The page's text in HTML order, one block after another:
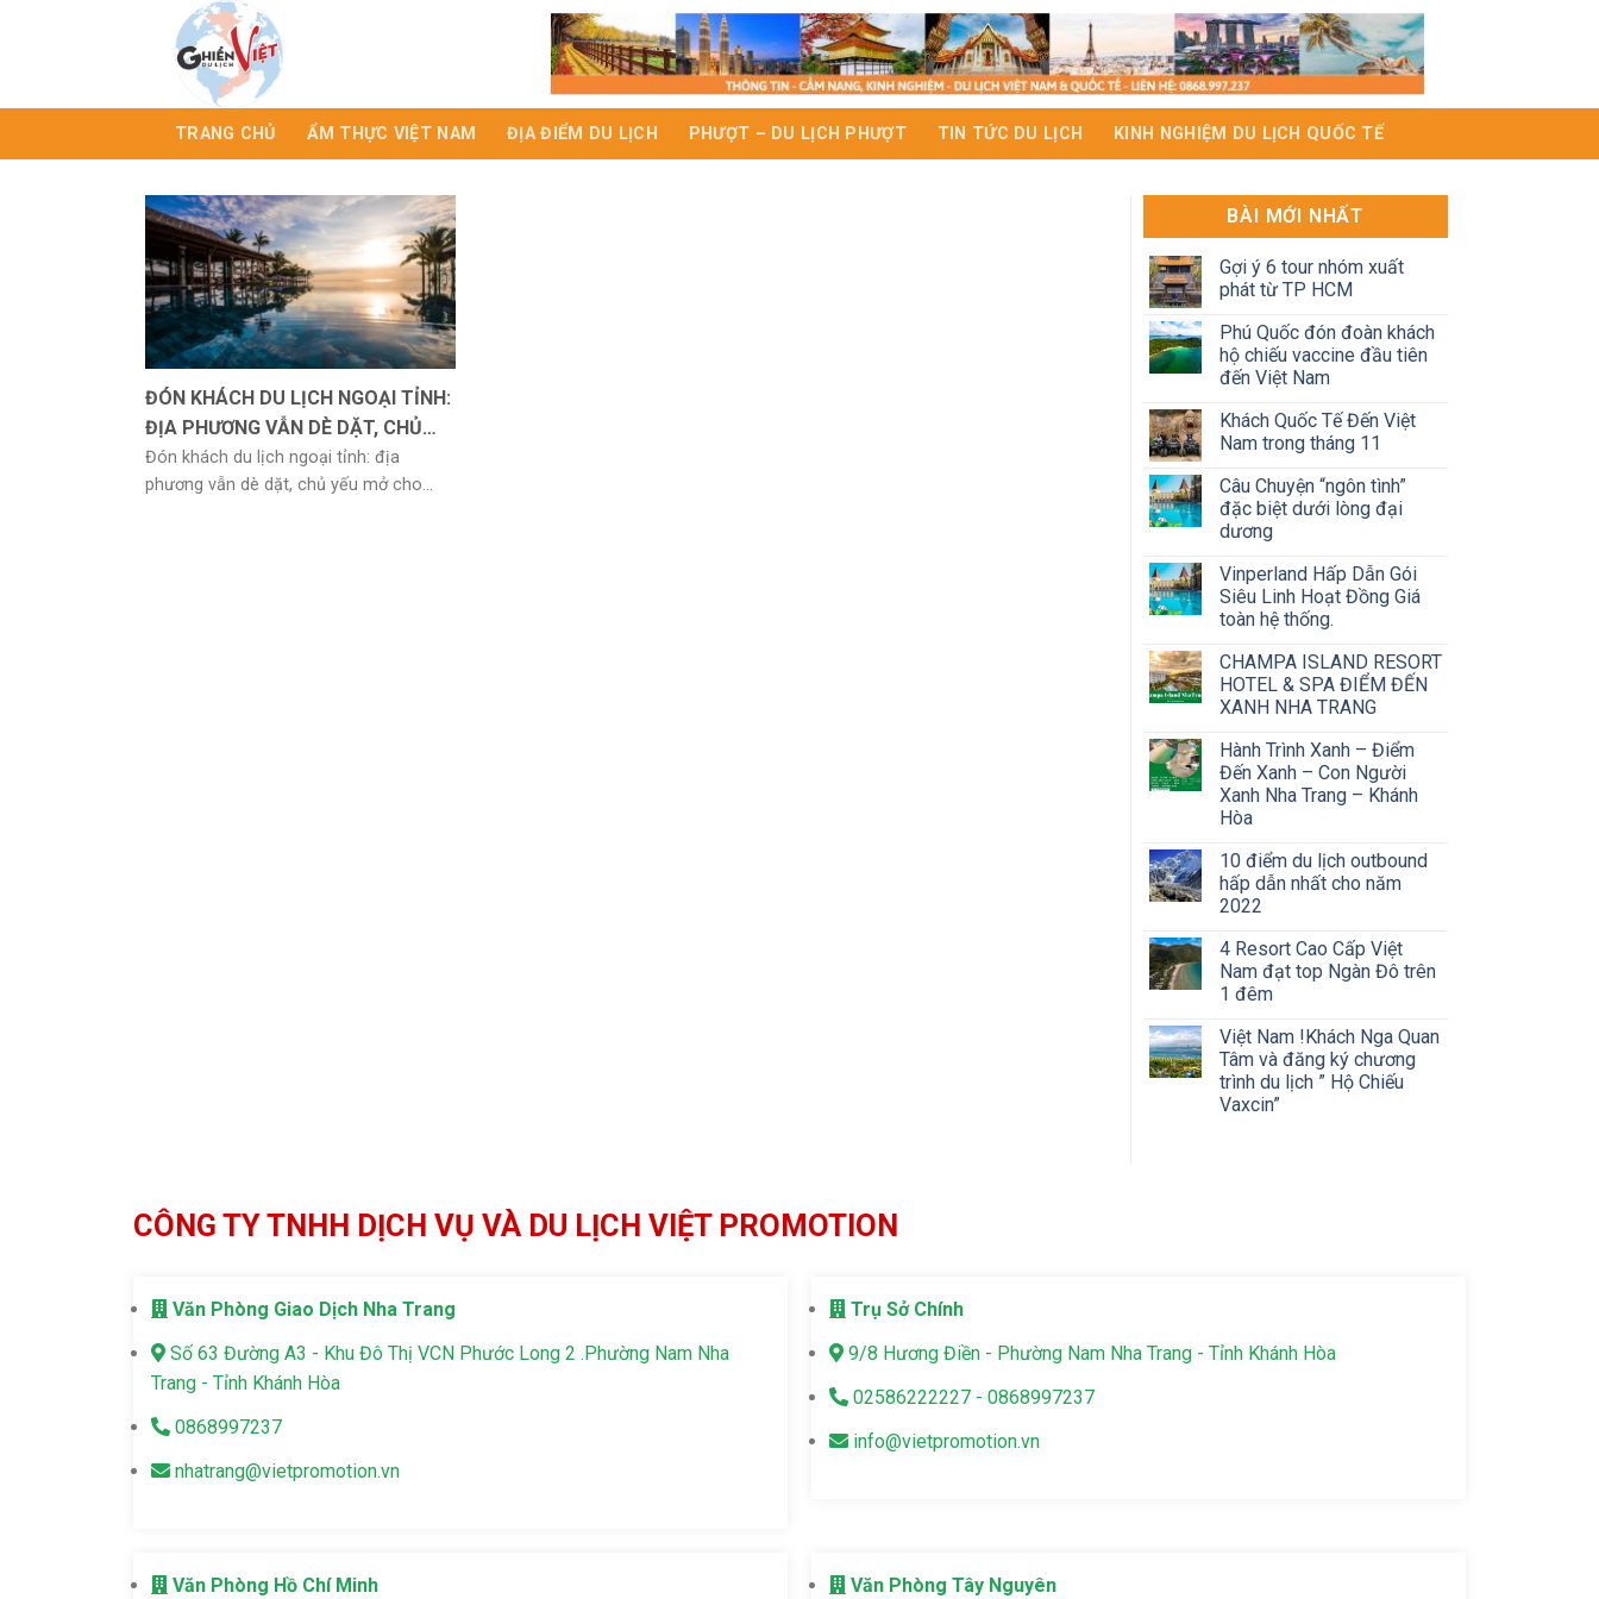
TRANG CHỦ ẨM THỰC VIỆT NAM ĐỊA ĐIỂM DU LỊCH PHƯỢT – DU LỊCH PHƯỢT TIN TỨC DU LỊCH KINH NGHIỆM DU LỊCH QUỐC TẾ
ĐÓN KHÁCH DU LỊCH NGOẠI TỈNH:
ĐỊA PHƯƠNG VẪN DÈ DẶT, CHỦ
YẾU MỞ CHO VÙNG XANH
Đón khách du lịch ngoại tỉnh: địa
phương vẫn dè dặt, chủ yếu mở cho...
BÀI MỚI NHẤT
Gợi ý 6 tour nhóm xuất
phát từ TP HCM
Phú Quốc đón đoàn khách
hộ chiếu vaccine đầu tiên
đến Việt Nam
Khách Quốc Tế Đến Việt
Nam trong tháng 11
Câu Chuyện “ngôn tình”
đặc biệt dưới lòng đại
dương
Vinperland Hấp Dẫn Gói
Siêu Linh Hoạt Đồng Giá
toàn hệ thống.
CHAMPA ISLAND RESORT
HOTEL & SPA ĐIỂM ĐẾN
XANH NHA TRANG
Hành Trình Xanh – Điểm
Đến Xanh – Con Người
Xanh Nha Trang – Khánh
Hòa
10 điểm du lịch outbound
hấp dẫn nhất cho năm
2022
4 Resort Cao Cấp Việt
Nam đạt top Ngàn Đô trên
1 đêm
Việt Nam !Khách Nga Quan
Tâm và đăng ký chương
trình du lịch ” Hộ Chiếu
Vaxcin”
CÔNG TY TNHH DỊCH VỤ VÀ DU LỊCH VIỆT PROMOTION
Văn Phòng Giao Dịch Nha Trang
Số 63 Đường A3 - Khu Đô Thị VCN Phước Long 2 .Phường Nam Nha
Trang - Tỉnh Khánh Hòa
0868997237
nhatrang@vietpromotion.vn
Trụ Sở Chính
9/8 Hương Điền - Phường Nam Nha Trang - Tỉnh Khánh Hòa
02586222227 - 0868997237
info@vietpromotion.vn
Văn Phòng Hồ Chí Minh Văn Phòng Tây Nguyên